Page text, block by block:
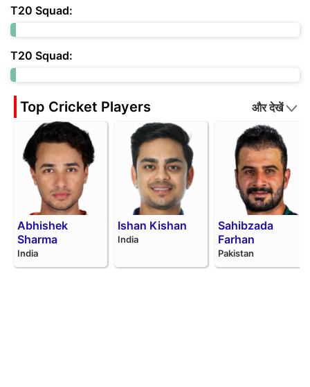
T20 Squad:
T20 Squad:
Top Cricket Players और देखें
Abhishek
Sharma
India
Ishan Kishan
India
Sahibzada
Farhan
Pakistan